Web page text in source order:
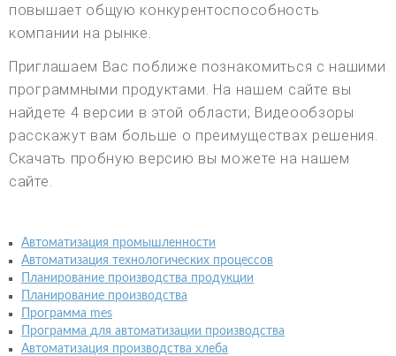
повышает общую конкурентоспособность
компании на рынке.
Приглашаем Вас поближе познакомиться с нашими
программными продуктами. На нашем сайте вы
найдете 4 версии в этой области; Видеообзоры
расскажут вам больше о преимуществах решения.
Скачать пробную версию вы можете на нашем
сайте.
Автоматизация промышленности
Автоматизация технологических процессов
Планирование производства продукции
Планирование производства
Программа mes
Программа для автоматизации производства
Автоматизация производства хлеба